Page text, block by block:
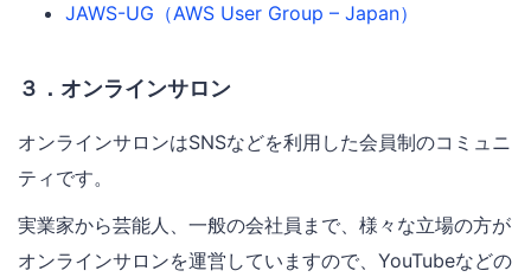
JAWS-UG（AWS User Group – Japan）
３．オンラインサロン
オンラインサロンはSNSなどを利用した会員制のコミュニ
ティです。
実業家から芸能人、一般の会社員まで、様々な立場の方が
オンラインサロンを運営していますので、YouTubeなどの